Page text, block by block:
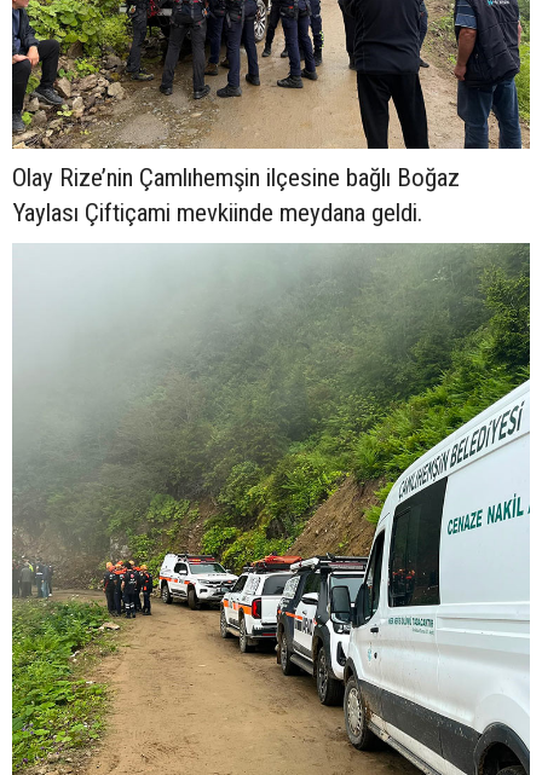
Olay Rize’nin Çamlıhemşin ilçesine bağlı Boğaz
Yaylası Çiftiçami mevkiinde meydana geldi.